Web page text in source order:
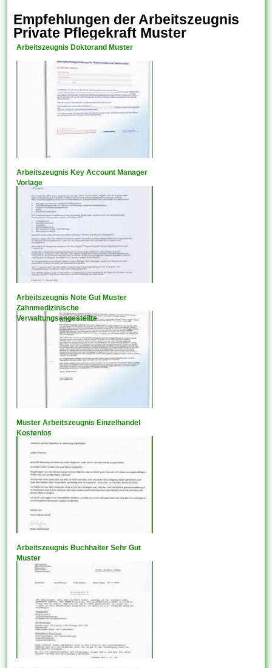
Empfehlungen der Arbeitszeugnis
Private Pflegekraft Muster
Arbeitszeugnis Doktorand Muster
Arbeitszeugnis Key Account Manager
Vorlage
Arbeitszeugnis Note Gut Muster
Zahnmedizinische
Verwaltungsangestellte
Muster Arbeitszeugnis Einzelhandel
Kostenlos
Arbeitszeugnis Buchhalter Sehr Gut
Muster